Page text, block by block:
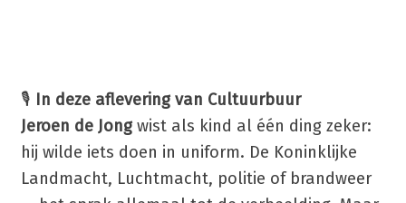
🎙️ In deze aflevering van Cultuurbuur
Jeroen de Jongwist als kind al één ding zeker:
hij wilde iets doen in uniform. De Koninklijke
Landmacht, Luchtmacht, politie of brandweer